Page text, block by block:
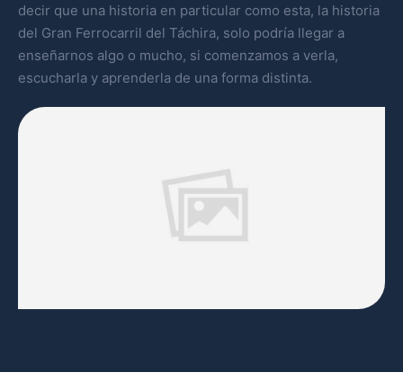
decir que una historia en particular como esta, la historia
del Gran Ferrocarril del Táchira, solo podría llegar a
enseñarnos algo o mucho, si comenzamos a verla,
escucharla y aprenderla de una forma distinta.